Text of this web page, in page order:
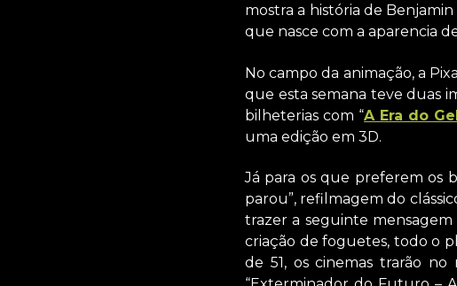
mostra a história de
que nasce com a aparencia
No campo da animação, a
que esta semana teve duas
bilheterias com “A Era do
uma edição em 3D.
Já para os que preferem os
parou”, refilmagem do
trazer a seguinte
criação de foguetes, todo o
de 51, os cinemas trarão no